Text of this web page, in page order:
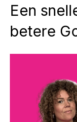
Een
betere